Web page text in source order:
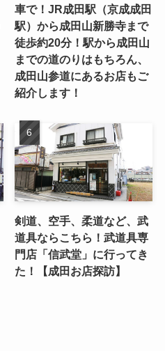
車で！JR成田駅（京成成田
駅）から成田山新勝寺まで
徒歩約20分！駅から成田山
までの道のりはもちろん、
成田山参道にあるお店もご
紹介します！
剣道、空手、柔道など、武
道具ならこちら！武道具専
門店「信武堂」に行ってき
た！【成田お店探訪】